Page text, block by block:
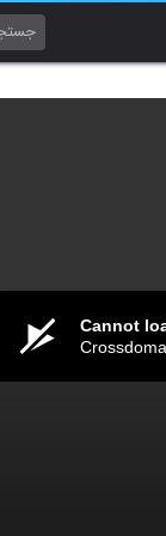
Cannot